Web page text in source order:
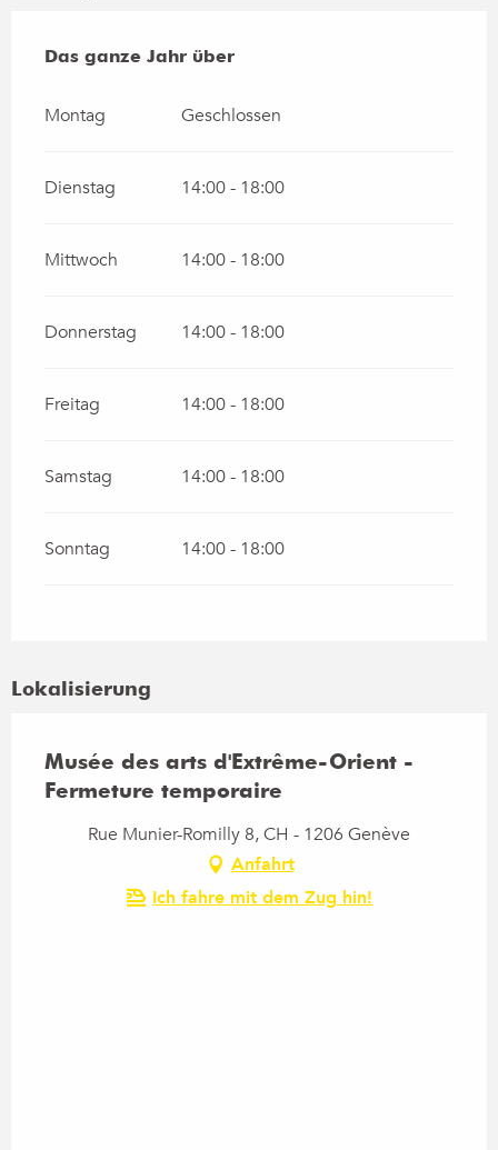
Das ganze Jahr über
Das ganze Jahr über
Montag Geschlossen
Dienstag 14:00 - 18:00
Mittwoch 14:00 - 18:00
Donnerstag 14:00 - 18:00
Freitag 14:00 - 18:00
Samstag 14:00 - 18:00
Sonntag 14:00 - 18:00
Lokalisierung
Musée des arts d'Extrême-Orient -
Fermeture temporaire
Rue Munier-Romilly 8, CH - 1206 Genève
Anfahrt
Ich fahre mit dem Zug hin!